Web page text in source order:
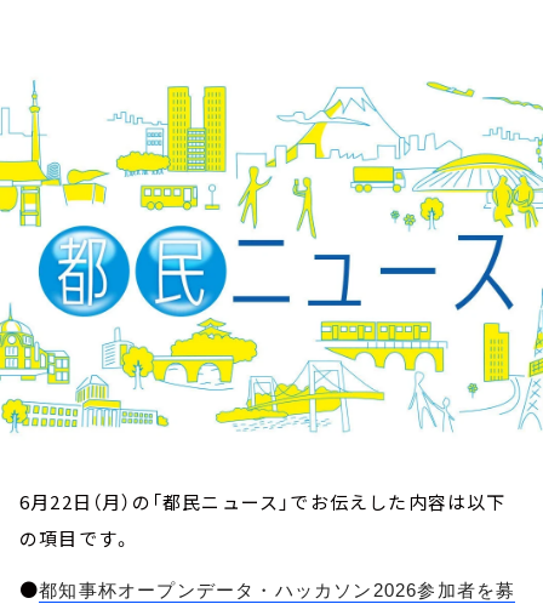
イベント・グッズ
YouTube
会社情報
6月22日（月）の「都民ニュース」でお伝えした内容は以下
の項目です。
●都知事杯オープンデータ・ハッカソン2026参加者を募